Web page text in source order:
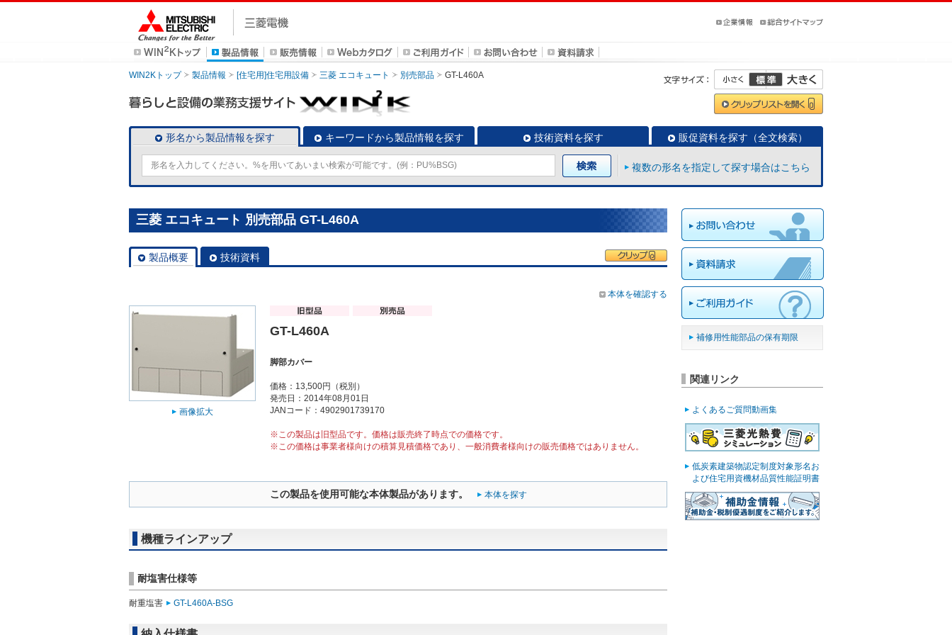
WIN2Kトップ 製品情報 [住宅用]住宅用設備 三菱 エコキュート 別売部品 GT-L460A
形名から製品情報を探す キーワードから製品情報を探す 技術資料を探す 販促資料を探す（全文検索）
複数の形名を指定して探す場合はこちら
三菱 エコキュート 別売部品 GT-L460A
製品概要 技術資料
本体を確認する
画像拡大
GT-L460A
脚部カバー
価格：13,500円（税別）
発売日：2014年08月01日
JANコード：4902901739170
※この製品は旧型品です。価格は販売終了時点での価格です。
※この価格は事業者様向けの積算見積価格であり、一般消費者様向けの販売価格ではありません。
この製品を使用可能な本体製品があります。 本体を探す
機種ラインアップ
耐塩害仕様等
耐重塩害 GT-L460A-BSG
補修用性能部品の保有期限
関連リンク
よくあるご質問動画集
低炭素建築物認定制度対象形名お
よび住宅用資機材品質性能証明書